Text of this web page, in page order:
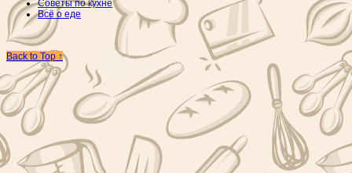
Советы по кухне
Всё о еде
Back to Top ↑